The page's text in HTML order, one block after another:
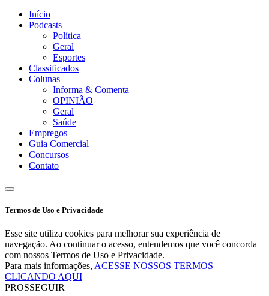
Início
Podcasts
Política
Geral
Esportes
Classificados
Colunas
Informa & Comenta
OPINIÃO
Geral
Saúde
Empregos
Guia Comercial
Concursos
Contato
Termos de Uso e Privacidade
Esse site utiliza cookies para melhorar sua experiência de
navegação. Ao continuar o acesso, entendemos que você concorda
com nossos Termos de Uso e Privacidade.
Para mais informações, ACESSE NOSSOS TERMOS
CLICANDO AQUI
PROSSEGUIR